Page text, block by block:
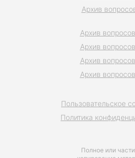
Полное или
Пользовательское
Политика
Архив
Архив
Архив
Архив
Архив